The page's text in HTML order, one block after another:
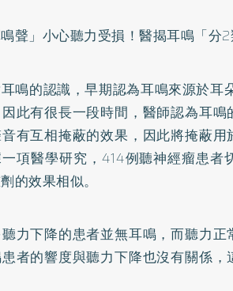
聲」小心聽力受損！醫揭耳鳴「分
鳴的認識，早期認為耳鳴來源於
此有很長一段時間，醫師認為耳
有互相掩蔽的效果，因此將掩蔽
項醫學研究，414例聽神經瘤患
的效果相似。
力下降的患者並無耳鳴，而聽力
者的響度與聽力下降也沒有關係